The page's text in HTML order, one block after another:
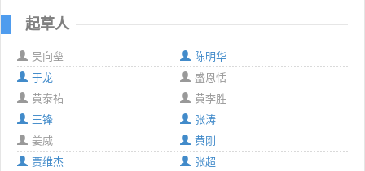
起草人
吴向垒
陈明华
于龙
盛恩恬
黄泰祐
黄李胜
王锋
张涛
姜威
黄刚
贾维杰
张超